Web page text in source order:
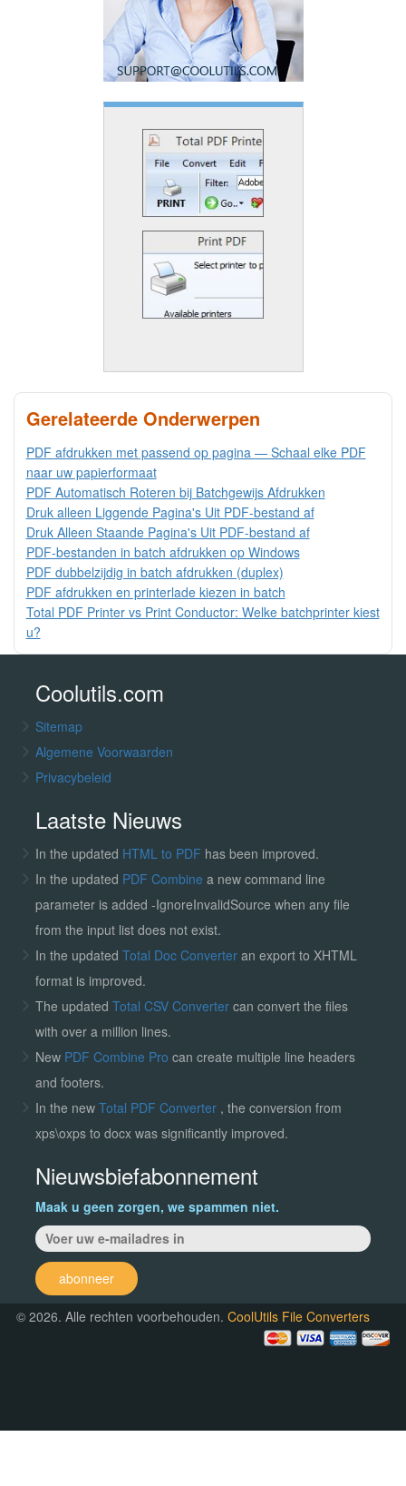
Gerelateerde Onderwerpen
PDF afdrukken met passend op pagina — Schaal elke PDF
naar uw papierformaat
PDF Automatisch Roteren bij Batchgewijs Afdrukken
Druk alleen Liggende Pagina's Uit PDF-bestand af
Druk Alleen Staande Pagina's Uit PDF-bestand af
PDF-bestanden in batch afdrukken op Windows
PDF dubbelzijdig in batch afdrukken (duplex)
PDF afdrukken en printerlade kiezen in batch
Total PDF Printer vs Print Conductor: Welke batchprinter kiest
u?
Coolutils.com
Sitemap
Algemene Voorwaarden
Privacybeleid
Laatste Nieuws
In the updated HTML to PDF has been improved.
In the updated PDF Combine a new command line
parameter is added -IgnoreInvalidSource when any file
from the input list does not exist.
In the updated Total Doc Converter an export to XHTML
format is improved.
The updated Total CSV Convertercan convert the files
with over a million lines.
New PDF Combine Pro can create multiple line headers
and footers.
In the new Total PDF Converter , the conversion from
xps\oxps to docx was significantly improved.
Nieuwsbiefabonnement
Maak u geen zorgen, we spammen niet.
abonneer
© 2026. Alle rechten voorbehouden.CoolUtils File Converters